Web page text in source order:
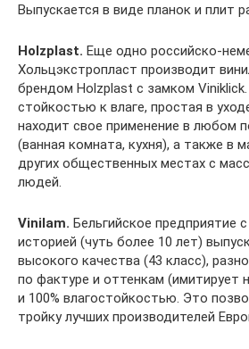
Выпускается в виде планок и плит
Holzplast. Еще одно российско-
Хольцэкстропласт производит
брендом Holzplast с замком
стойкостью к влаге, простая в
находит свое применение в любом
(ванная комната, кухня), а также в
других общественных местах с
людей.
Vinilam. Бельгийское предприятие
историей (чуть более 10 лет)
высокого качества (43 класс),
по фактуре и оттенкам (имитирует
и 100% влагостойкостью. Это
тройку лучших производителей